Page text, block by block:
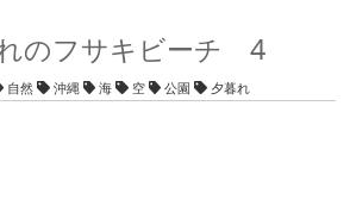
のフサキビーチ 4
グ自然 沖縄 海 空 公園 夕暮れ